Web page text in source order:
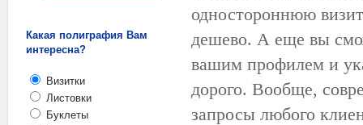
Какая полиграфия Вам
интересна?
Визитки
Листовки
Буклеты
одностороннюю
дешево. А еще вы
вашим профилем и
дорого. Вообще,
запросы любого